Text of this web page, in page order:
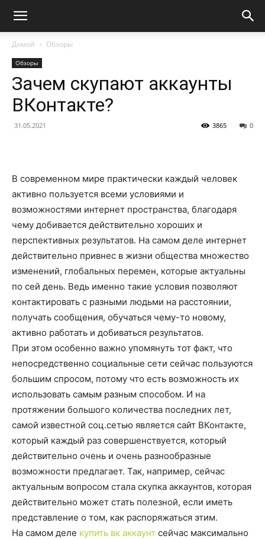
Домой Обзоры
Обзоры
Зачем скупают аккаунты
ВКонтакте?
31.05.2021 0
3865
В современном мире практически каждый человек
активно пользуется всеми условиями и
возможностями интернет пространства, благодаря
чему добивается действительно хороших и
перспективных результатов. На самом деле интернет
действительно привнес в жизни общества множество
изменений, глобальных перемен, которые актуальны
по сей день. Ведь именно такие условия позволяют
контактировать с разными людьми на расстоянии,
получать сообщения, обучаться чему-то новому,
активно работать и добиваться результатов.
При этом особенно важно упомянуть тот факт, что
непосредственно социальные сети сейчас пользуются
большим спросом, потому что есть возможность их
использовать самым разным способом. И на
протяжении большого количества последних лет,
самой известной соц.сетью является сайт ВКонтакте,
который каждый раз совершенствуется, который
действительно очень и очень разнообразные
возможности предлагает. Так, например, сейчас
актуальным вопросом стала скупка аккаунтов, которая
действительно может стать полезной, если иметь
представление о том, как распоряжаться этим.
На самом деле купить вк аккаунт сейчас максимально